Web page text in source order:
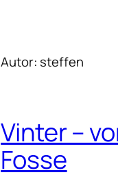
Autor: steffen
Vinter –
Fosse